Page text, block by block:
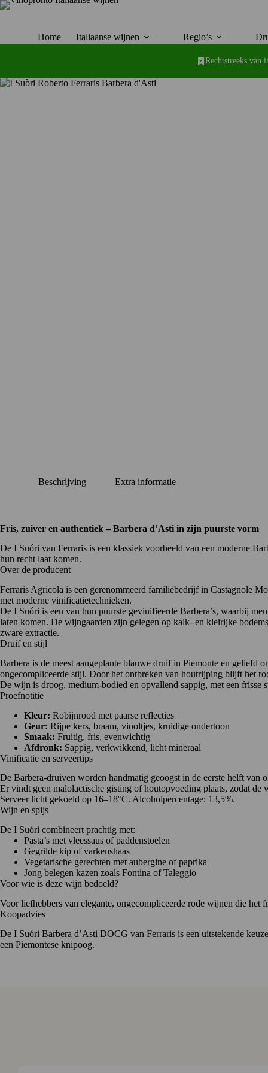
Ga
Home Italiaanse wijnen Regio’s
Rechtstreeks van
Beschrijving Extra informatie
Fris, zuiver en authentiek – Barbera d’Asti in zijn puurste vorm
De I Suóri van Ferraris is een klassiek voorbeeld van een moderne
hun recht laat komen.
Over de producent
Ferraris Agricola is een gerenommeerd familiebedrijf in Castagnole
met moderne vinificatietechnieken.
De I Suóri is een van hun puurste gevinifieerde Barbera’s, waarbij
laten komen. De wijngaarden zijn gelegen op kalk- en kleirijke
zware extractie.
Druif en stijl
Barbera is de meest aangeplante blauwe druif in Piemonte en geliefd
ongecompliceerde stijl. Door het ontbreken van houtrijping blijft het
De wijn is droog, medium-bodied en opvallend sappig, met een frisse
Proefnotitie
Kleur: Robijnrood met paarse reflecties
Geur: Rijpe kers, braam, viooltjes, kruidige ondertoon
Smaak: Fruitig, fris, evenwichtig
Afdronk: Sappig, verkwikkend, licht mineraal
Vinificatie en serveertips
De Barbera-druiven worden handmatig geoogst in de eerste helft
Er vindt geen malolactische gisting of houtopvoeding plaats, zodat
Serveer licht gekoeld op 16–18°C. Alcoholpercentage: 13,5%.
Wijn en spijs
De I Suóri combineert prachtig met:
Pasta’s met vleessaus of paddenstoelen
Gegrilde kip of varkenshaas
Vegetarische gerechten met aubergine of paprika
Jong belegen kazen zoals Fontina of Taleggio
Voor wie is deze wijn bedoeld?
Voor liefhebbers van elegante, ongecompliceerde rode wijnen die
Koopadvies
De I Suóri Barbera d’Asti DOCG van Ferraris is een uitstekende
een Piemontese knipoog.